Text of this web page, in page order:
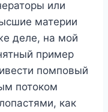
или
материи
деле, на мой
пример
помповый
потоком
как